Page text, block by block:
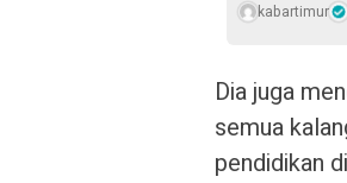
kabartimur
Dia juga
semua
pendidikan